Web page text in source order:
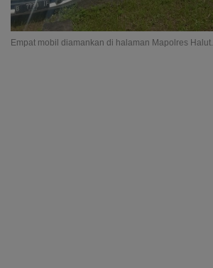
Empat mobil diamankan di halaman Mapolres Halut.